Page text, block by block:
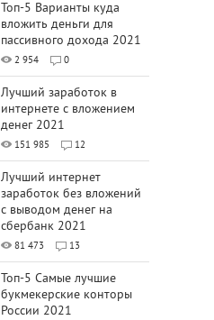
Топ-5 Варианты куда
вложить деньги для
пассивного дохода 2021
2 954 0
Лучший заработок в
интернете с вложением
денег 2021
151 985 12
Лучший интернет
заработок без вложений
с выводом денег на
сбербанк 2021
81 473 13
Топ-5 Самые лучшие
букмекерские конторы
России 2021